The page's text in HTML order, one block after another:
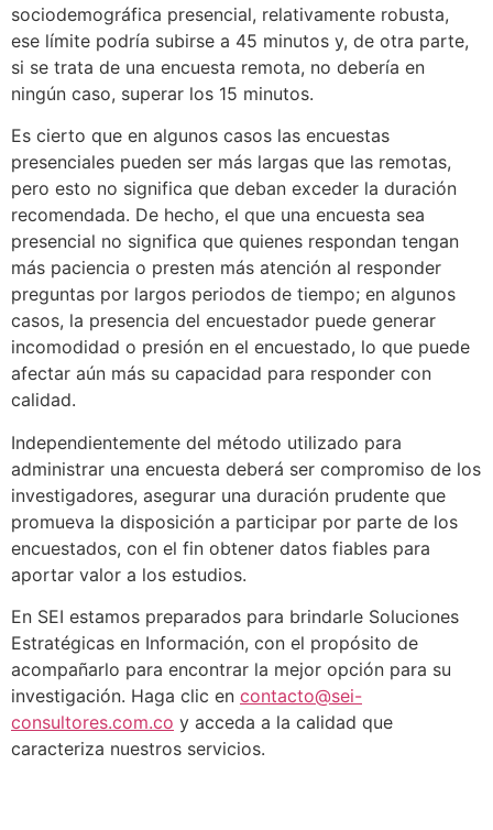
sociodemográfica presencial, relativamente robusta,
ese límite podría subirse a 45 minutos y, de otra parte,
si se trata de una encuesta remota, no debería en
ningún caso, superar los 15 minutos.
Es cierto que en algunos casos las encuestas
presenciales pueden ser más largas que las remotas,
pero esto no significa que deban exceder la duración
recomendada. De hecho, el que una encuesta sea
presencial no significa que quienes respondan tengan
más paciencia o presten más atención al responder
preguntas por largos periodos de tiempo; en algunos
casos, la presencia del encuestador puede generar
incomodidad o presión en el encuestado, lo que puede
afectar aún más su capacidad para responder con
calidad.
Independientemente del método utilizado para
administrar una encuesta deberá ser compromiso de los
investigadores, asegurar una duración prudente que
promueva la disposición a participar por parte de los
encuestados, con el fin obtener datos fiables para
aportar valor a los estudios.
En SEI estamos preparados para brindarle Soluciones
Estratégicas en Información, con el propósito de
acompañarlo para encontrar la mejor opción para su
investigación. Haga clic en contacto@sei-
consultores.com.co y acceda a la calidad que
caracteriza nuestros servicios.